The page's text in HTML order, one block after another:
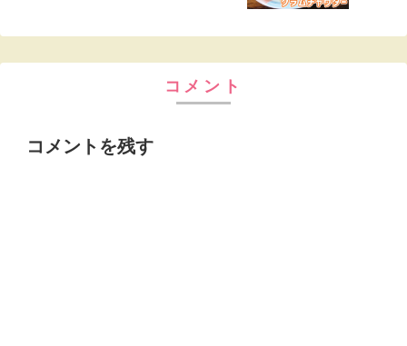
コメント
コメントを残す